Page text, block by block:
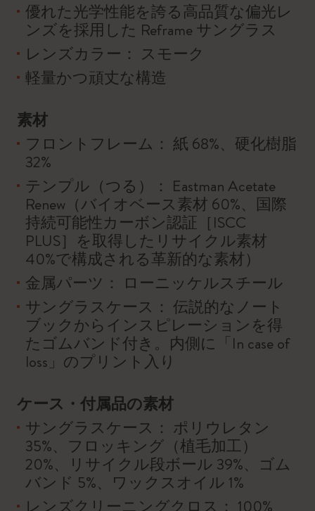
優れた光学性能を誇る高品質な偏光レ
ンズを採用した Reframe サングラス
レンズカラー： スモーク
軽量かつ頑丈な構造
素材
フロントフレーム： 紙 68%、硬化樹脂
32%
テンプル（つる）： Eastman Acetate
Renew（バイオベース素材 60%、国際
持続可能性カーボン認証［ISCC
PLUS］を取得したリサイクル素材
40%で構成される革新的な素材）
金属パーツ： ローニッケルスチール
サングラスケース： 伝説的なノート
ブックからインスピレーションを得
たゴムバンド付き。内側に「In case of
loss」のプリント入り
ケース・付属品の素材
サングラスケース： ポリウレタン
35%、フロッキング（植毛加工）
20%、リサイクル段ボール 39%、ゴム
バンド 5%、ワックスオイル 1%
レンズクリーニングクロス： 100%